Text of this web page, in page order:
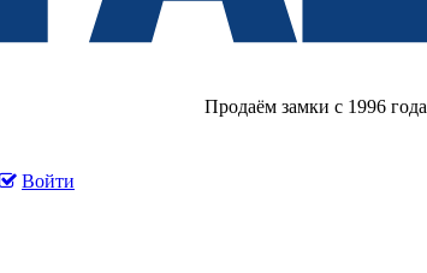
Продаём замки с 1996 года
Войти